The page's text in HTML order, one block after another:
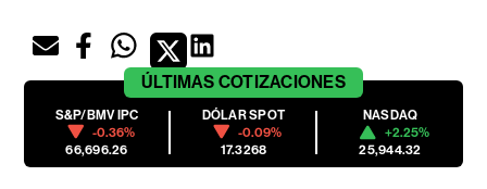
ÚLTIMAS COTIZACIONES
S&P/BMV IPC
-0.36%
66,696.26
DÓLAR SPOT
-0.09%
17.3268
NASDAQ
+2.25%
25,944.32